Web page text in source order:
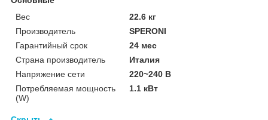
Вес
22.6 кг
Производитель
SPERONI
Гарантийный срок
24 мес
Страна производитель
Италия
Напряжение сети
220~240 В
Потребляемая мощность
(W)
1.1 кВт